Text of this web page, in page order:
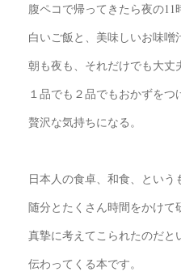
腹ペコで帰ってきたら夜の11
白いご飯と、美味しいお味噌
朝も夜も、それだけでも大丈
１品でも２品でもおかずをつ
贅沢な気持ちになる。
日本人の食卓、和食、という
随分とたくさん時間をかけて
真摯に考えてこられたのだと
伝わってくる本です。